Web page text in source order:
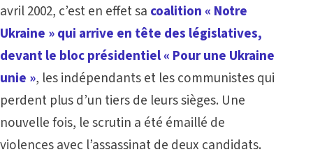
avril 2002, c’est en effet sa coalition « Notre
Ukraine » qui arrive en tête des législatives,
devant le bloc présidentiel « Pour une Ukraine
unie », les indépendants et les communistes qui
perdent plus d’un tiers de leurs sièges. Une
nouvelle fois, le scrutin a été émaillé de
violences avec l’assassinat de deux candidats.